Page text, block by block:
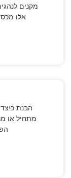
מקנים
אלו
הבנת
מתחיל או